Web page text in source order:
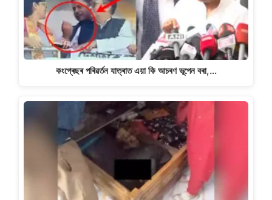
কংগ্ৰেছৰ পৰিৱৰ্তন যাত্ৰাত এয়া কি আচৰণ ভূপেন বৰা,…